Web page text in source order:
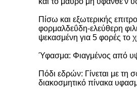
Πίσω και εξωτερικής
φορμαλδεΰδη-ελεύθερη
ψεκασμένη για 5 φορές το
Ύφασμα: Φιαγμένος από
Πόδι εδρών: Γίνεται με τη
διακοσμητικό πίνακα